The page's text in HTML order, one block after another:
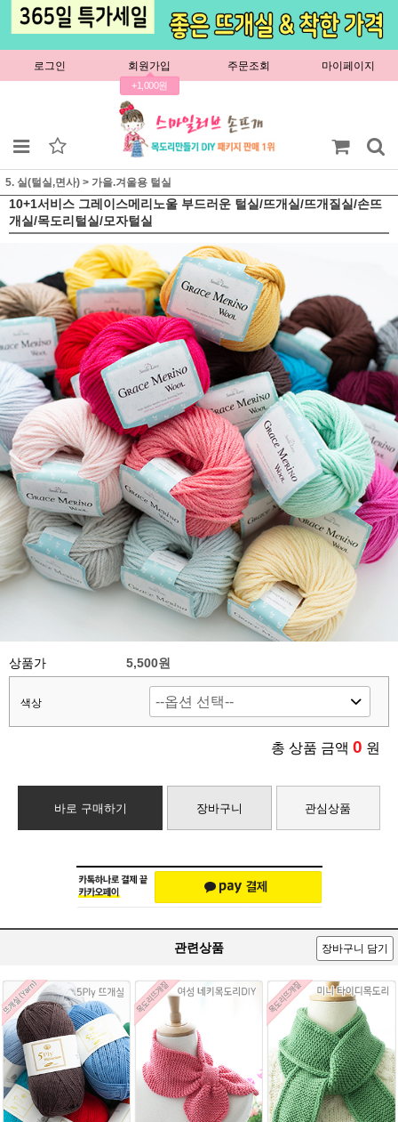
로그인 회원가입
+1,000원
주문조회 마이페이지
5. 실(털실,면사) > 가을.겨울용 털실
10+1서비스 그레이스메리노울 부드러운 털실/뜨개실/뜨개질실/손뜨
개실/목도리털실/모자털실
상품가 5,500원
색상
총 상품 금액 0 원
바로 구매하기 장바구니 관심상품
관련상품 장바구니 담기